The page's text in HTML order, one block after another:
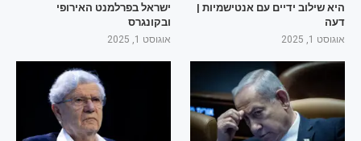
היא שילוב ידיים עם אנטישמיות |
דעה
אוגוסט 1, 2025
ישראל בפרלמנט האירופי
ובקונגרס
אוגוסט 1, 2025